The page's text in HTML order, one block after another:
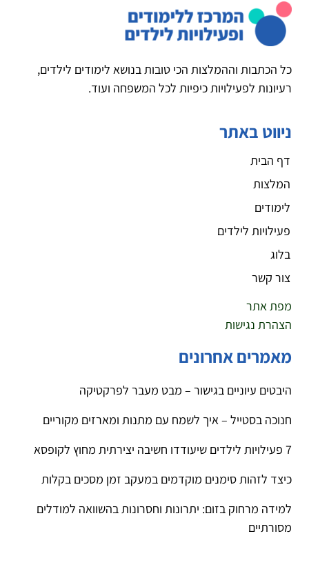
כל הכתבות וההמלצות הכי טובות בנושא לימודים לילדים,
רעיונות לפעילויות כיפיות לכל המשפחה ועוד.
ניווט באתר
דף הבית
המלצות
לימודים
פעילויות לילדים
בלוג
צור קשר
מפת אתר
הצהרת נגישות
מאמרים אחרונים
היבטים עיוניים בגישור – מבט מעבר לפרקטיקה
חנוכה בסטייל – איך לשמח עם מתנות ומארזים מקוריים
7 פעילויות לילדים שיעודדו חשיבה יצירתית מחוץ לקופסא
כיצד לזהות סימנים מוקדמים במעקב זמן מסכים בקלות
למידה מרחוק בזום: יתרונות וחסרונות בהשוואה למודלים
מסורתיים